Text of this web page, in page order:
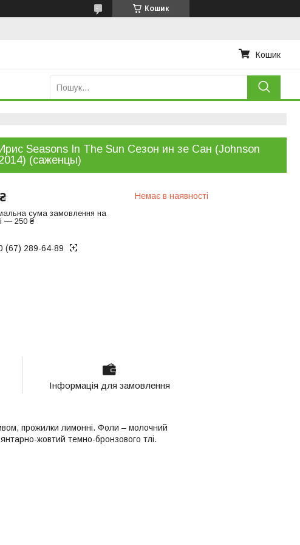
Кошик
Кошик
Seasons In The Sun Сезон ин зе Сан (Johnson
(саженцы)
сума замовлення на
— 250 ₴
Немає в наявності
(67) 289-64-89
Інформація для замовлення
прожилки лимонні. Фоли – молочний
жовтий темно-бронзового тлі.